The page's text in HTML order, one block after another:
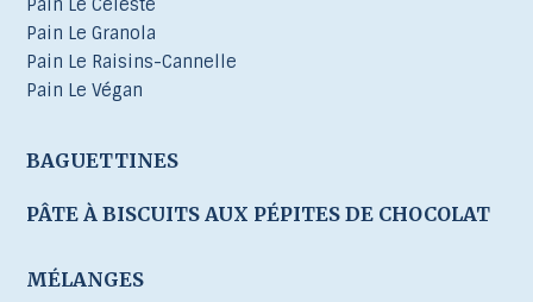
Pain Le Céleste
Pain Le Granola
Pain Le Raisins-Cannelle
Pain Le Végan
BAGUETTINES
PÂTE À BISCUITS AUX PÉPITES DE CHOCOLAT
MÉLANGES